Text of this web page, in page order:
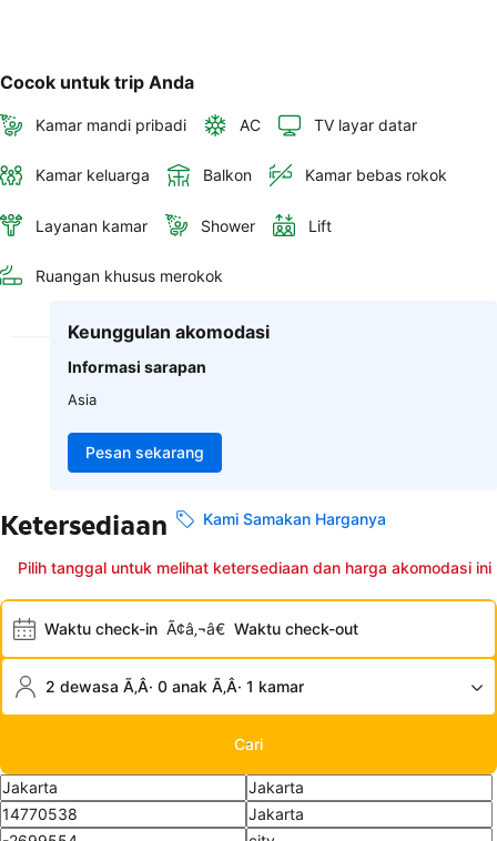
Cocok untuk trip Anda
Kamar mandi pribadi AC TV layar datar
Kamar keluarga Balkon Kamar bebas rokok
Layanan kamar Shower Lift
Ruangan khusus merokok
Keunggulan akomodasi
Informasi sarapan
Asia
Pesan sekarang
Ketersediaan Kami Samakan Harganya
Pilih tanggal untuk melihat ketersediaan dan harga akomodasi ini
Waktu check-in Ã¢â‚¬â€ Waktu check-out
2 dewasa Ã‚Â· 0 anak Ã‚Â· 1 kamar
Cari